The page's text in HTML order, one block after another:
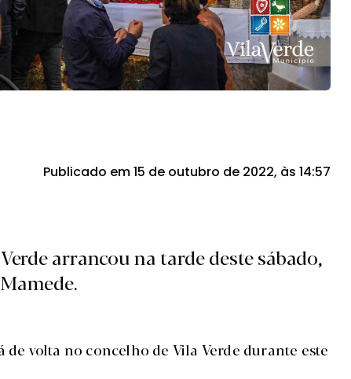
Publicado em 15 de outubro de 2022, às 14:57
arrancou na tarde deste sábado,
de volta no concelho de Vila Verde durante este